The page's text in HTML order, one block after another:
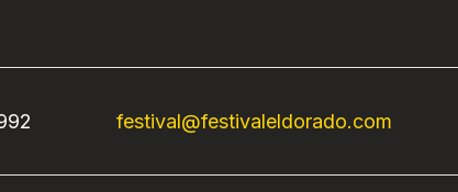
festival@festivaleldorado.com